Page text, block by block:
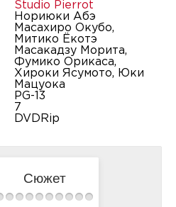
Studio Pierrot
Нориюки Абэ
Масахиро Окубо,
Митико Ёкотэ
Масакадзу Морита,
Фумико Орикаса,
Хироки Ясумото, Юки
Мацуока
PG-13
7
DVDRip
Сюжет